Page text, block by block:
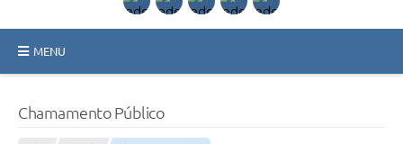
MENU
Chamamento Público